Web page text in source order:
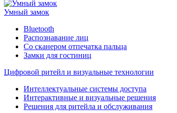
Умный замок
Bluetooth
Распознавание лиц
Со сканером отпечатка пальца
Замки для гостиниц
Цифровой ритейл и визуальные технологии
Интеллектуальные системы доступа
Интерактивные и визуальные решения
Решения для ритейла и обслуживания